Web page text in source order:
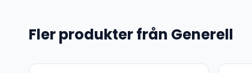
Fler produkter från Generell